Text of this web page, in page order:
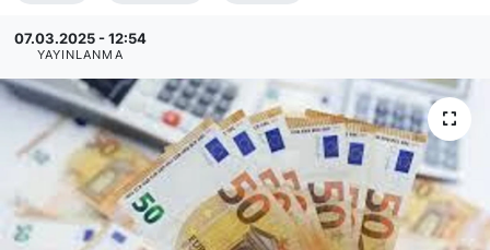
07.03.2025 - 12:54
YAYINLANMA